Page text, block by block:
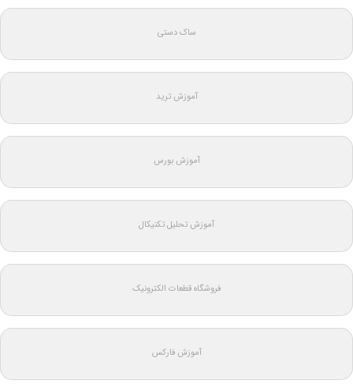
ساک دستی
آموزش ترید
آموزش بورس
آموزش تحلیل تکنیکال
فروشگاه قطعات الکترونیک
آموزش فارکس